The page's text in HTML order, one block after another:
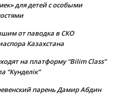
для детей с особыми
от паводка в СКО
Казахстана
на платформу “Bilim Class”
“Күнделік”
парень Дамир Абдин